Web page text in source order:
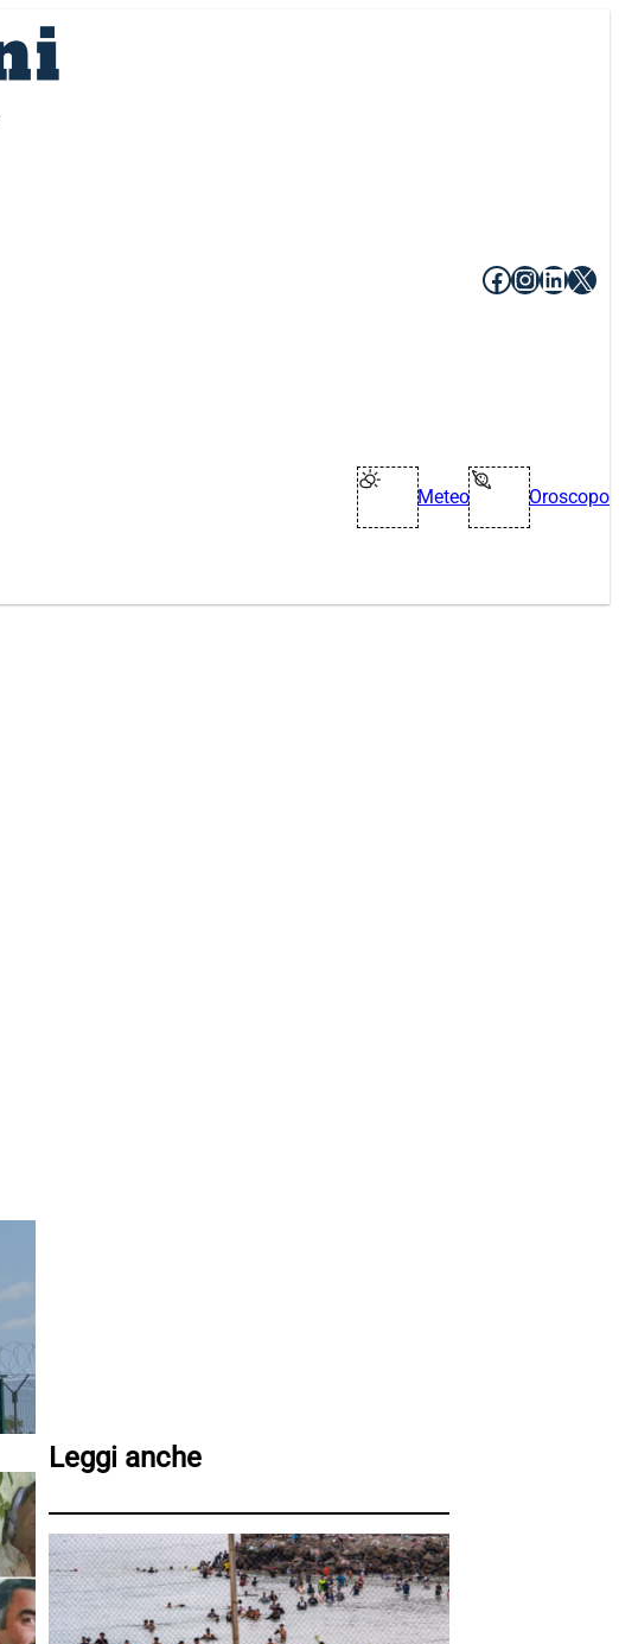
Facebook
X
Meteo Oroscopo
Leggi anche